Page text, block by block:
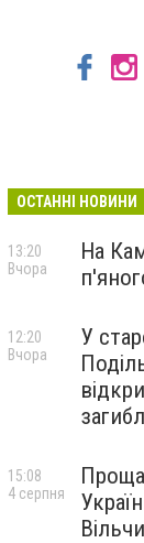
ОСТАННІ НОВИНИ
На
13:20
Вчора
У
12:20
Вчора
15:08
4 серпня